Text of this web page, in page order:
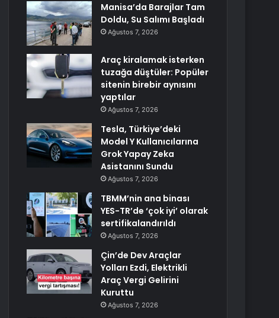
Manisa’da Barajlar Tam
Doldu, Su Salımı Başladı
Ağustos 7, 2026
Araç kiralamak isterken
tuzağa düştüler: Popüler
sitenin birebir aynısını
yaptılar
Ağustos 7, 2026
Tesla, Türkiye’deki
Model Y Kullanıcılarına
Grok Yapay Zeka
Asistanını Sundu
Ağustos 7, 2026
TBMM’nin ana binası
YES-TR’de ‘çok iyi’ olarak
sertifikalandırıldı
Ağustos 7, 2026
Çin’de Dev Araçlar
Yolları Ezdi, Elektrikli
Araç Vergi Gelirini
Kuruttu
Ağustos 7, 2026